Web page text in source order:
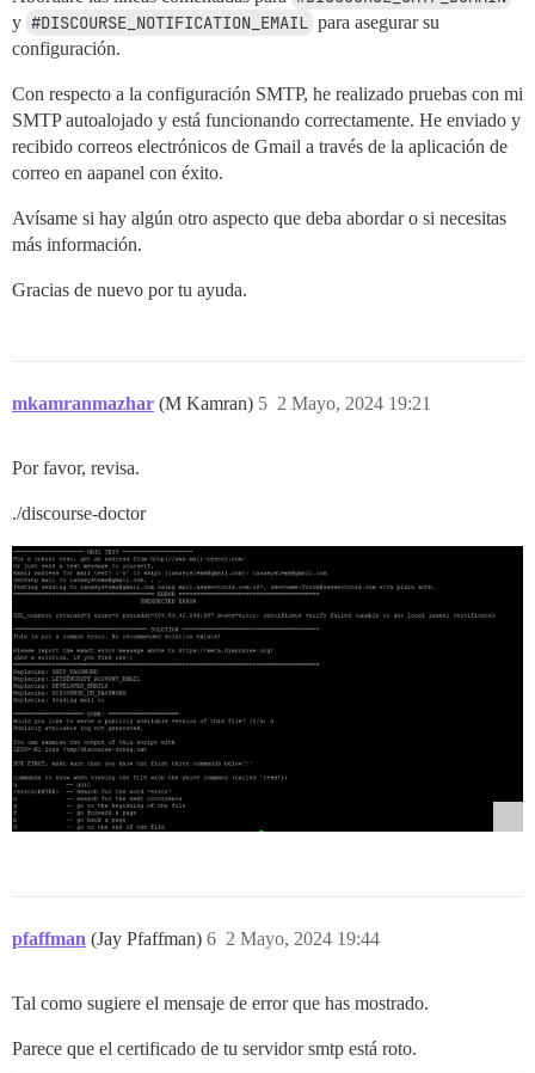
      guest: /shared
  - volume:
host: /var/discourse/shared/standalone/log/
## Los plugins van aquí
## consulte https://meta.discourse.org/t/19157 para
hooks:
  after_code:
    - exec:
        cd: $home/plugins
        cmd:
## Después de recibir el primer correo
y #DISCOURSE_NOTIFICATION_EMAIL para asegurar su
configuración.
Con respecto a la configuración SMTP, he realizado pruebas con mi
SMTP autoalojado y está funcionando correctamente. He enviado y
recibido correos electrónicos de Gmail a través de la aplicación de
correo en aapanel con éxito.
Avísame si hay algún otro aspecto que deba abordar o si necesitas
más información.
Gracias de nuevo por tu ayuda.
mkamranmazhar (M Kamran) 2 Mayo, 2024 19:21
5
Por favor, revisa.
./discourse-doctor
pfaffman (Jay Pfaffman) 2 Mayo, 2024 19:44
6
Tal como sugiere el mensaje de error que has mostrado.
Parece que el certificado de tu servidor smtp está roto.